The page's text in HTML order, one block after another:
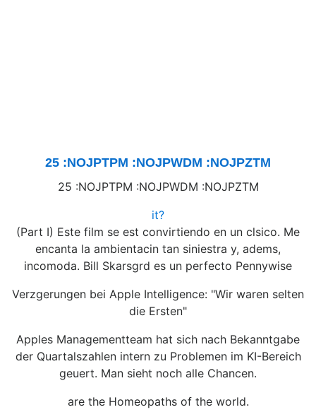
25 :NOJPTPM :NOJPWDM :NOJPZTM
25 :NOJPTPM :NOJPWDM :NOJPZTM
it?
(Part I) Este film se est convirtiendo en un clsico. Me
encanta la ambientacin tan siniestra y, adems,
incomoda. Bill Skarsgrd es un perfecto Pennywise
Verzgerungen bei Apple Intelligence: "Wir waren selten
die Ersten"
Apples Managementteam hat sich nach Bekanntgabe
der Quartalszahlen intern zu Problemen im KI-Bereich
geuert. Man sieht noch alle Chancen.
are the Homeopaths of the world.